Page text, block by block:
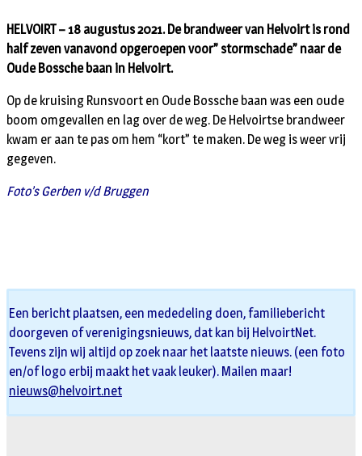
HELVOIRT – 18 augustus 2021. De brandweer van Helvoirt is rond
half zeven vanavond opgeroepen voor” stormschade” naar de
Oude Bossche baan in Helvoirt.
Op de kruising Runsvoort en Oude Bossche baan was een oude
boom omgevallen en lag over de weg. De Helvoirtse brandweer
kwam er aan te pas om hem “kort” te maken. De weg is weer vrij
gegeven.
Foto’s Gerben v/d Bruggen
Een bericht plaatsen, een mededeling doen, familiebericht
doorgeven of verenigingsnieuws, dat kan bij HelvoirtNet.
Tevens zijn wij altijd op zoek naar het laatste nieuws. (een foto
en/of logo erbij maakt het vaak leuker). Mailen maar!
nieuws@helvoirt.net